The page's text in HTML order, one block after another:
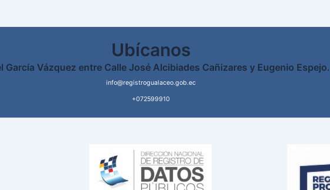
Ubícanos
García Vázquez entre Calle José Alcibiades Cañizares y Eugenio Espejo.
info@registrogualaceo.gob.ec
+072599910